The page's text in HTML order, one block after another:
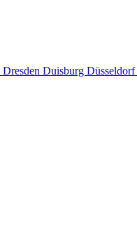
Dresden Duisburg Düsseldorf